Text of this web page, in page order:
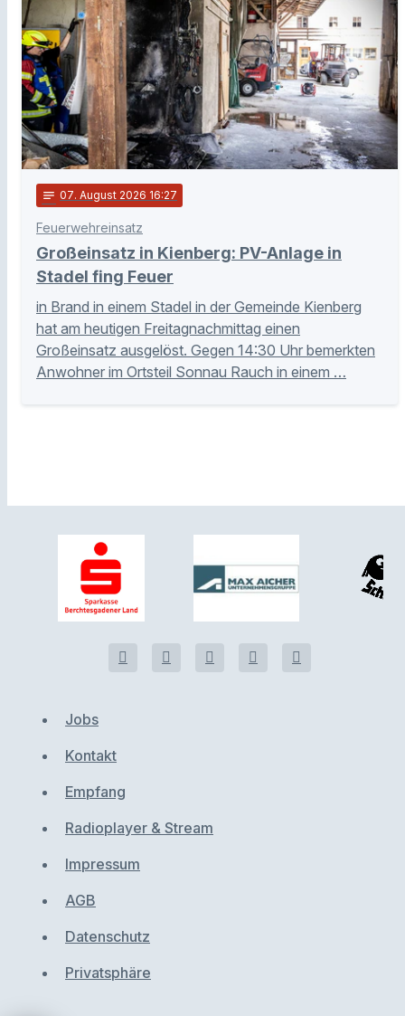
notes 07. August 2026 16:27
Feuerwehreinsatz
Großeinsatz in Kienberg: PV-Anlage in
Stadel fing Feuer
in Brand in einem Stadel in der Gemeinde Kienberg
hat am heutigen Freitagnachmittag einen
Großeinsatz ausgelöst. Gegen 14:30 Uhr bemerkten
Anwohner im Ortsteil Sonnau Rauch in einem …
Jobs
Kontakt
Empfang
Radioplayer & Stream
Impressum
AGB
Datenschutz
Privatsphäre